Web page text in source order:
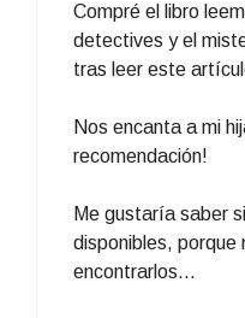
Compré el libro
detectives y el
tras leer este
Nos encanta a mi
recomendación!
Me gustaría saber
disponibles, porque
encontrarlos…